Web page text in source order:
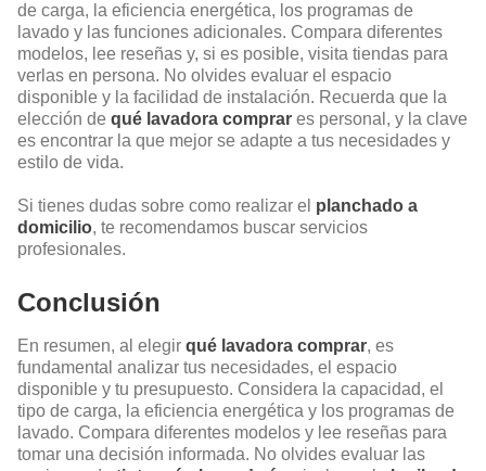
de carga, la eficiencia energética, los programas de
lavado y las funciones adicionales. Compara diferentes
modelos, lee reseñas y, si es posible, visita tiendas para
verlas en persona. No olvides evaluar el espacio
disponible y la facilidad de instalación. Recuerda que la
elección de qué lavadora comprar es personal, y la clave
es encontrar la que mejor se adapte a tus necesidades y
estilo de vida.
Si tienes dudas sobre como realizar el planchado a
domicilio, te recomendamos buscar servicios
profesionales.
Conclusión
En resumen, al elegir qué lavadora comprar, es
fundamental analizar tus necesidades, el espacio
disponible y tu presupuesto. Considera la capacidad, el
tipo de carga, la eficiencia energética y los programas de
lavado. Compara diferentes modelos y lee reseñas para
tomar una decisión informada. No olvides evaluar las